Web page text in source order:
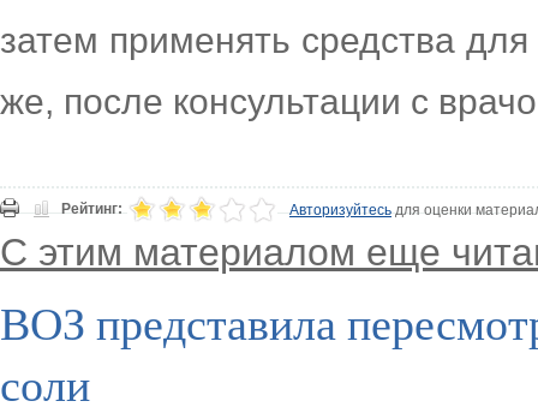
затем применять средства
же, после консультации с
Рейтинг: Авторизуйтесьдля оценки
С этим материалом еще
ВОЗ представила
соли